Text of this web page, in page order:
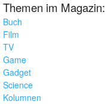
Themen im Magazin:
Buch
Film
TV
Game
Gadget
Science
Kolumnen